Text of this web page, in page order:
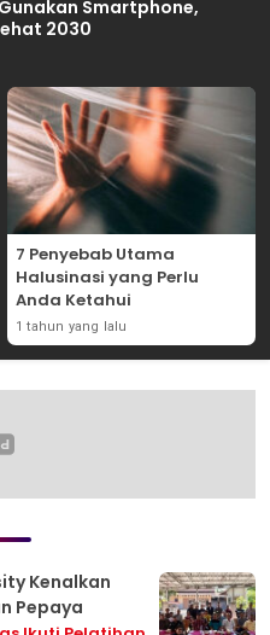
Smartphone,
2030
7 Penyebab Utama
Halusinasi yang Perlu
Anda Ketahui
1 tahun yang lalu
Kenalkan
Pepaya